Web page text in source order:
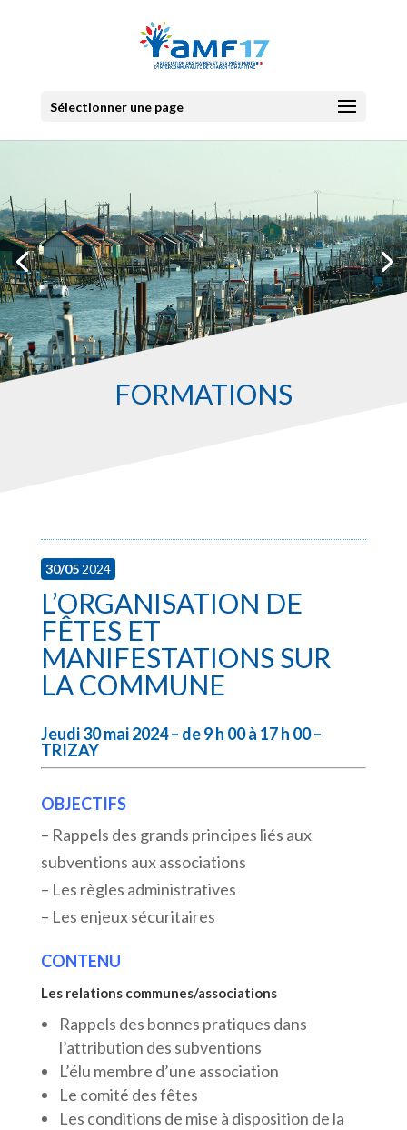
Sélectionner une page
FORMATIONS
30/052024
L’ORGANISATION DE
FÊTES ET
MANIFESTATIONS SUR
LA COMMUNE
Jeudi 30 mai 2024 – de 9 h 00 à 17 h 00 –
TRIZAY
OBJECTIFS
– Rappels des grands principes liés aux
subventions aux associations
– Les règles administratives
– Les enjeux sécuritaires
CONTENU
Les relations communes/associations
Rappels des bonnes pratiques dans
l’attribution des subventions
L’élu membre d’une association
Le comité des fêtes
Les conditions de mise à disposition de la